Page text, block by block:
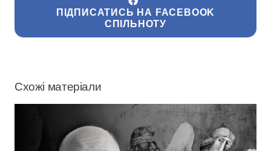
ПІДПИСАТИСЬ НА FACEBOOK
СПІЛЬНОТУ
Схожі матеріали